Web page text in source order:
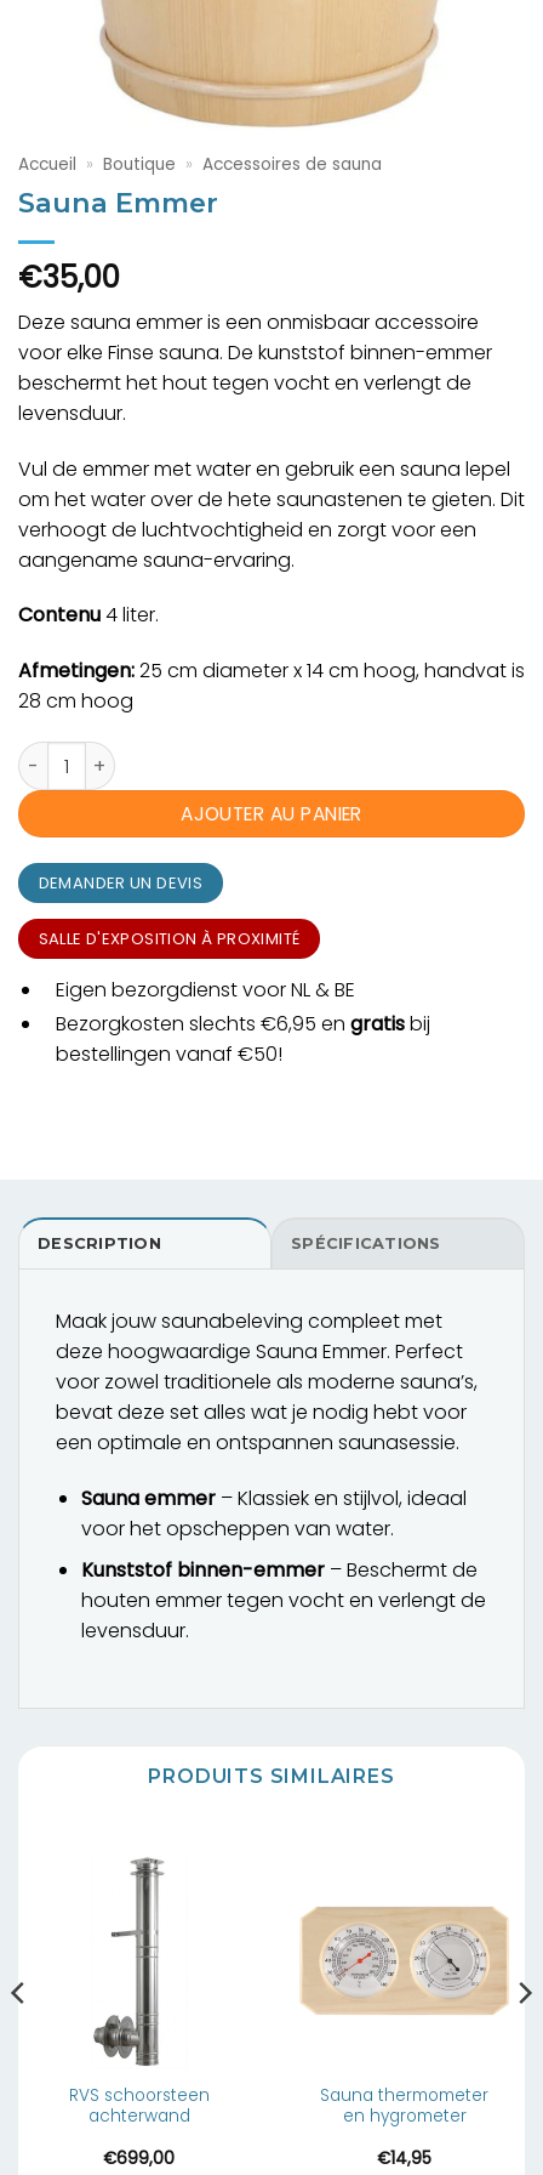
Accueil » Boutique » Accessoires de sauna
Sauna Emmer
€35,00
Deze sauna emmer is een onmisbaar accessoire
voor elke Finse sauna. De kunststof binnen-emmer
beschermt het hout tegen vocht en verlengt de
levensduur.
Vul de emmer met water en gebruik een sauna lepel
om het water over de hete saunastenen te gieten. Dit
verhoogt de luchtvochtigheid en zorgt voor een
aangename sauna-ervaring.
Contenu4 liter.
Afmetingen:25 cm diameter x 14 cm hoog, handvat is
28 cm hoog
quantité de Sauna Emmer
AJOUTER AU PANIER
DEMANDER UN DEVIS
SALLE D'EXPOSITION À PROXIMITÉ
Eigen bezorgdienst voor NL & BE
Bezorgkosten slechts €6,95 en gratisbij
bestellingen vanaf €50!
DESCRIPTION SPÉCIFICATIONS
Maak jouw saunabeleving compleet met
deze hoogwaardige Sauna Emmer. Perfect
voor zowel traditionele als moderne sauna’s,
bevat deze set alles wat je nodig hebt voor
een optimale en ontspannen saunasessie.
Sauna emmer– Klassiek en stijlvol, ideaal
voor het opscheppen van water.
Kunststof binnen-emmer– Beschermt de
houten emmer tegen vocht en verlengt de
levensduur.
PRODUITS SIMILAIRES
RVS schoorsteen
achterwand
€699,00
Sauna thermometer
en hygrometer
€14,95